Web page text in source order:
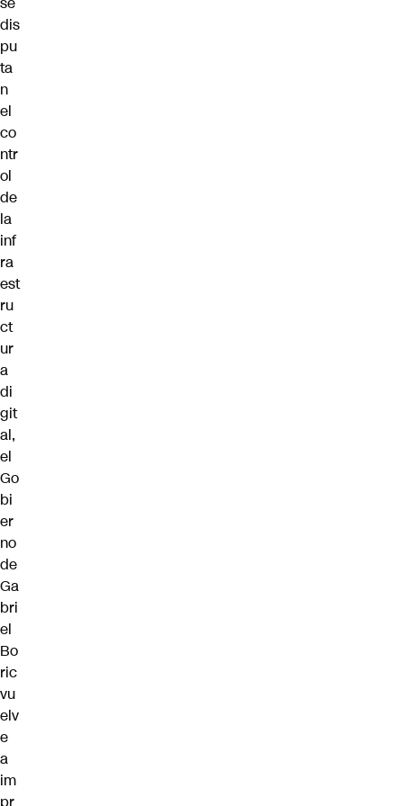
dis
pu
ta
n
el
co
ntr
ol
de
la
inf
ra
est
ru
ct
ur
a
di
git
al,
el
Go
bi
er
no
de
Ga
bri
el
Bo
ric
vu
elv
e
a
im
pr